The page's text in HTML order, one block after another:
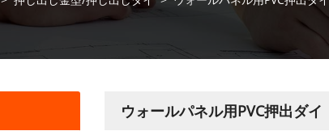
ウォールパネル用PVC押出ダイ